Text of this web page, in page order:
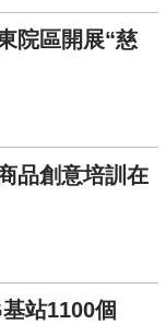
院區開展“慈
品創意培訓在
站1100個